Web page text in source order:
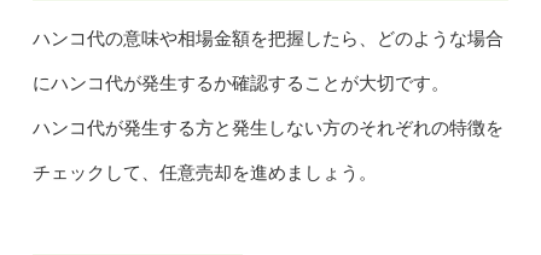
ハンコ代の意味や相場金額を把握したら、どのような場合
にハンコ代が発生するか確認することが大切です。
ハンコ代が発生する方と発生しない方のそれぞれの特徴を
チェックして、任意売却を進めましょう。